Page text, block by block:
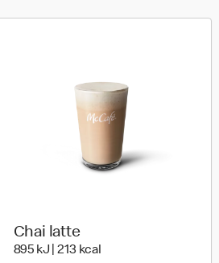
Chai latte
895 kJ | 213 kcal 895 kilo joules | 213